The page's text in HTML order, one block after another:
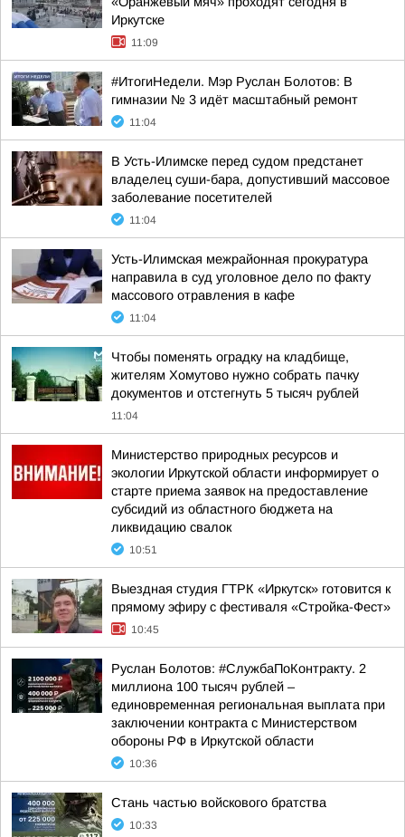
Иркутске
11:09
#ИтогиНедели. Мэр Руслан Болотов: В
гимназии № 3 идёт масштабный ремонт
11:04
В Усть-Илимске перед судом предстанет
владелец суши-бара, допустивший массовое
заболевание посетителей
11:04
Усть-Илимская межрайонная прокуратура
направила в суд уголовное дело по факту
массового отравления в кафе
11:04
Чтобы поменять оградку на кладбище,
жителям Хомутово нужно собрать пачку
документов и отстегнуть 5 тысяч рублей
11:04
Министерство природных ресурсов и
экологии Иркутской области информирует о
старте приема заявок на предоставление
субсидий из областного бюджета на
ликвидацию свалок
10:51
Выездная студия ГТРК «Иркутск» готовится к
прямому эфиру с фестиваля «Стройка-Фест»
10:45
Руслан Болотов: #СлужбаПоКонтракту. 2
миллиона 100 тысяч рублей –
единовременная региональная выплата при
заключении контракта с Министерством
обороны РФ в Иркутской области
10:36
Стань частью войскового братства
10:33